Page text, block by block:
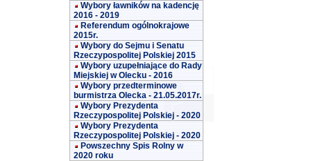
Wybory ławników na kadencję
2016 - 2019
Referendum ogólnokrajowe
2015r.
Wybory do Sejmu i Senatu
Rzeczypospolitej Polskiej 2015
Wybory uzupełniające do Rady
Miejskiej w Olecku - 2016
Wybory przedterminowe
burmistrza Olecka - 21.05.2017r.
Wybory Prezydenta
Rzeczypospolitej Polskiej - 2020
Wybory Prezydenta
Rzeczypospolitej Polskiej - 2020
Powszechny Spis Rolny w
2020 roku